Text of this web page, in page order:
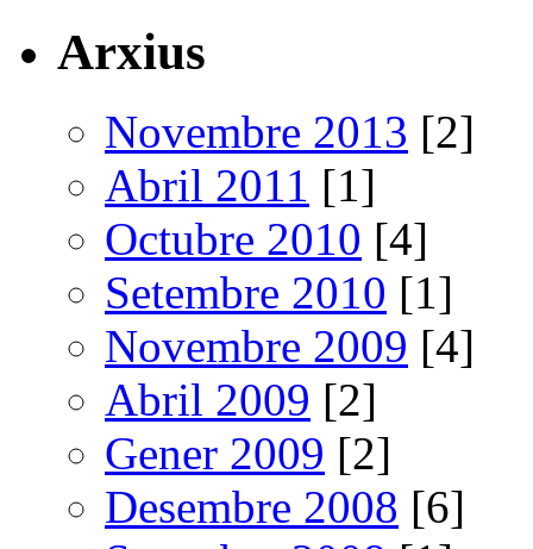
Arxius
Novembre 2013 [2]
Abril 2011 [1]
Octubre 2010 [4]
Setembre 2010 [1]
Novembre 2009 [4]
Abril 2009 [2]
Gener 2009 [2]
Desembre 2008 [6]